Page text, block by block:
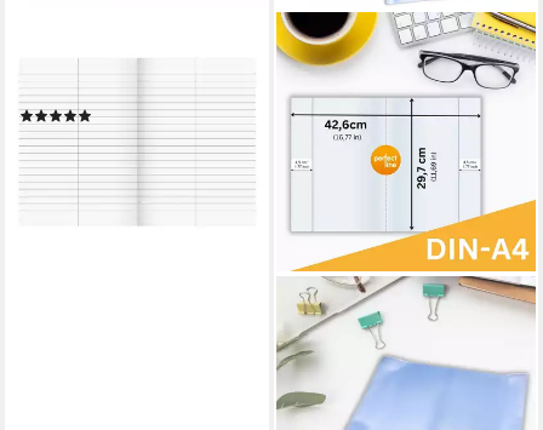
Vokabelheft, A5, liniert mit
Teilungslinie, ungelocht
(1)
8,14 €
lieferbar - in 7-9 Werktagen bei dir
PERFECT LINE
Schulheft 25 Hefthüllen DIN
A4, genarbt transparent, 90
my, PP, dokumentenecht,
säurefrei, Made in EU